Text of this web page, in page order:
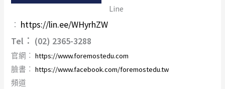
Line
︰ https://lin.ee/WHyrhZW
Tel︰ (02) 2365-3288
官網︰https://www.foremostedu.com
臉書︰https://www.facebook.com/foremostedu.tw
頻道